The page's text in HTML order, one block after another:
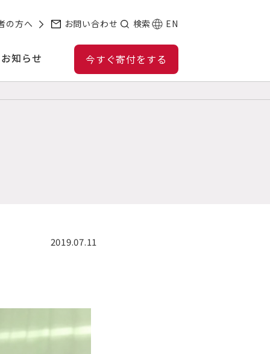
の方へ お問い合わせ 検索 EN
お知らせ 今すぐ寄付をする
2019.07.11